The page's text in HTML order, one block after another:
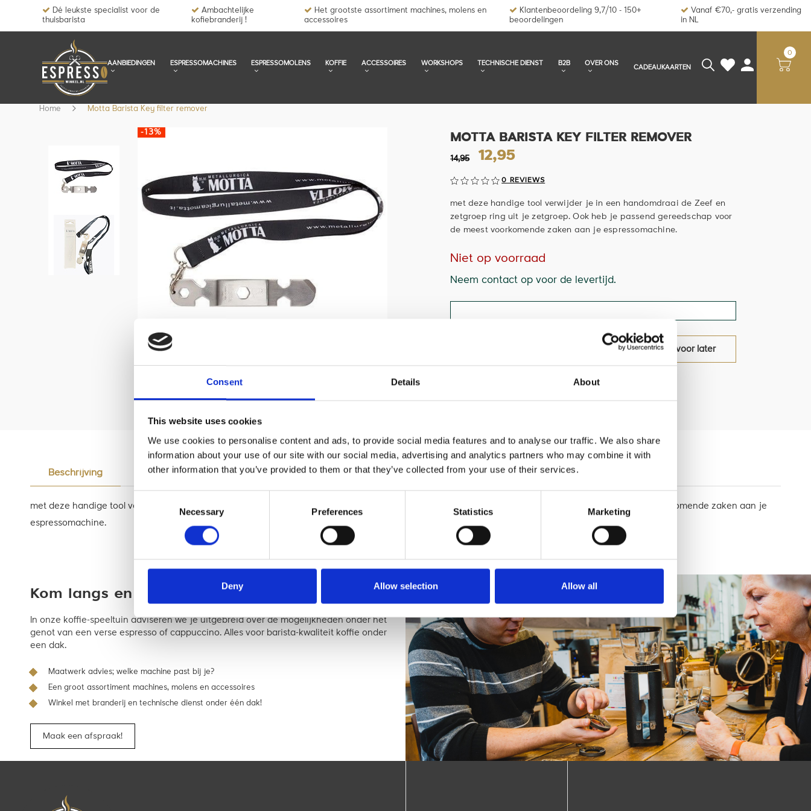
Consent Details About
This website uses cookies
We use cookies to personalise content and ads, to provide social media features and to analyse our traffic. We also share
information about your use of our site with our social media, advertising and analytics partners who may combine it with
other information that you’ve provided to them or that they’ve collected from your use of their services.
Necessary Preferences Statistics Marketing
Deny Allow selection Allow all
Dé leukste specialist voor de
thuisbarista
Ambachtelijke
kofiebranderij !
Het grootste assortiment machines, molens en
accessoires
Klantenbeoordeling 9,7/10 - 150+
beoordelingen
Vanaf €70,- gratis verzending
in NL
AANBIEDINGEN ESPRESSOMACHINES ESPRESSOMOLENS KOFFIE ACCESSOIRES WORKSHOPS TECHNISCHE DIENST B2B OVER ONS
CADEAUKAARTEN
0
Home Motta Barista Key filter remover
-13% MOTTA BARISTA KEY FILTER REMOVER
14,95 12,95
0 REVIEWS
met deze handige tool verwijder je in een handomdraai de Zeef en
zetgroep ring uit je zetgroep. Ook heb je passend gereedschap voor
de meest voorkomende zaken aan je espressomachine.
Niet op voorraad
Neem contact op voor de levertijd.
bewaar voor later
Beschrijving Reviews
met deze handige tool verwijder je in een handomdraai de Zeef en zetgroep ring uit je zetgroep. Ook heb je passend gereedschap voor de meest voorkomende zaken aan je
espressomachine.
Kom langs en bekijk ‘m in de winkel
In onze koffie-speeltuin adviseren we je uitgebreid over de mogelijkheden onder het
genot van een verse espresso of cappuccino. Alles voor barista-kwaliteit koffie onder
een dak.
Maatwerk advies; welke machine past bij je?
Een groot assortiment machines, molens en accessoires
Winkel met branderij en technische dienst onder één dak!
Maak een afspraak!